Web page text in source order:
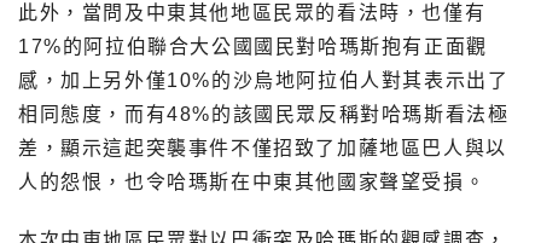
此外，當問及中東其他地區民眾的看法時，也僅有
17%的阿拉伯聯合大公國國民對哈瑪斯抱有正面觀
感，加上另外僅10%的沙烏地阿拉伯人對其表示出了
相同態度，而有48%的該國民眾反稱對哈瑪斯看法極
差，顯示這起突襲事件不僅招致了加薩地區巴人與以
人的怨恨，也令哈瑪斯在中東其他國家聲望受損。